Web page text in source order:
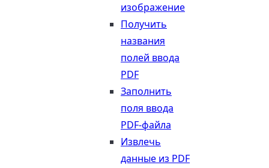
изображение
Получить
названия
полей ввода
PDF
Заполнить
поля ввода
PDF-файла
Извлечь
данные из PDF